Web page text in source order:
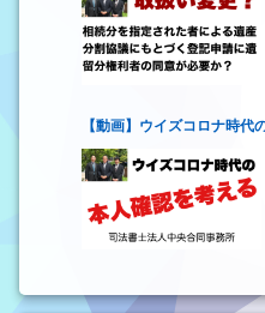
【動画】ウイズコロナ時代